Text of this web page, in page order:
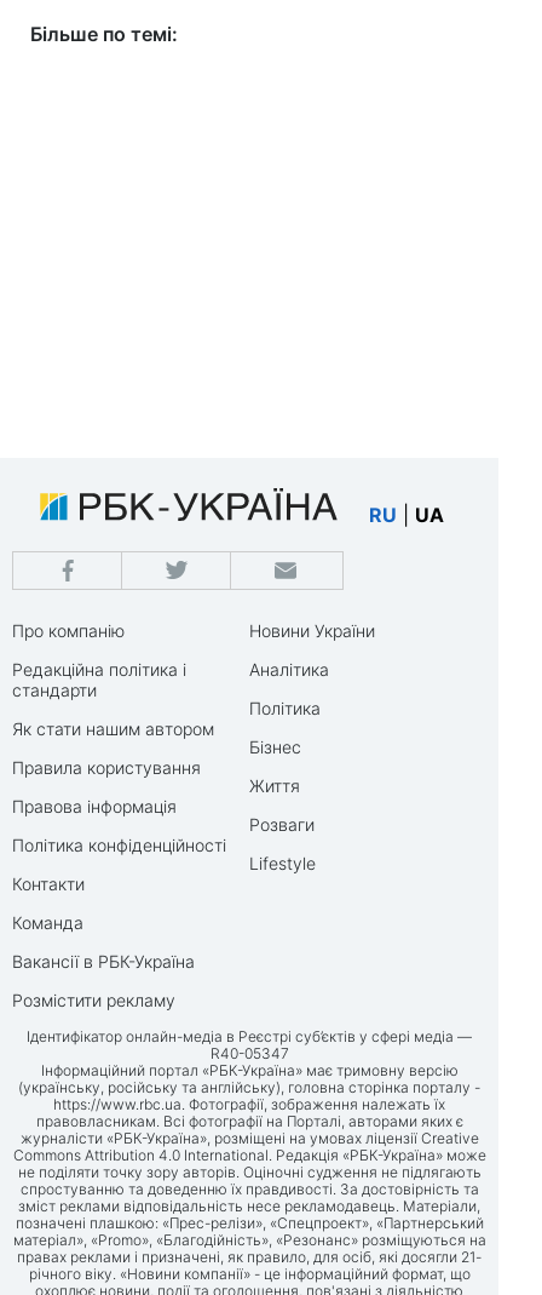
Більше по темі:
RU UA
Про компанію
Редакційна політика і
стандарти
Як стати нашим автором
Правила користування
Правова інформація
Політика конфіденційності
Контакти
Команда
Вакансії в РБК-Україна
Розмістити рекламу
Новини України
Аналітика
Політика
Бізнес
Життя
Розваги
Lifestyle
Ідентифікатор онлайн-медіа в Реєстрі суб’єктів у сфері медіа —
R40-05347
Інформаційний портал «РБК-Україна» має тримовну версію
(українську, російську та англійську), головна сторінка порталу -
https://www.rbc.ua. Фотографії, зображення належать їх
правовласникам. Всі фотографії на Порталі, авторами яких є
журналісти «РБК-Україна», розміщені на умовах ліцензії Creative
Commons Attribution 4.0 International. Редакція «РБК-Україна» може
не поділяти точку зору авторів. Оціночні судження не підлягають
спростуванню та доведенню їх правдивості. За достовірність та
зміст реклами відповідальність несе рекламодавець. Матеріали,
позначені плашкою: «Прес-релізи», «Спецпроект», «Партнерський
матеріал», «Promo», «Благодійність», «Резонанс» розміщуються на
правах реклами і призначені, як правило, для осіб, які досягли 21-
річного віку. «Новини компанії» - це інформаційний формат, що
охоплює новини, події та оголошення, пов'язані з діяльністю